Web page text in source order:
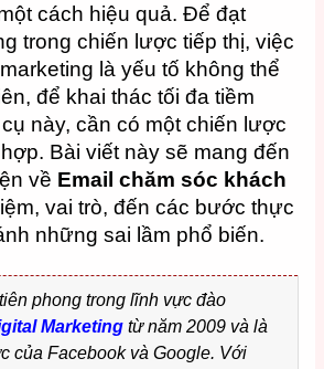
cách hiệu quả. Để đạt
trong chiến lược tiếp thị, việc
là yếu tố không thể
để khai thác tối đa tiềm
này, cần có một chiến lược
Bài viết này sẽ mang đến
về Email chăm sóc khách
vai trò, đến các bước thực
những sai lầm phổ biến.
phong trong lĩnh vực đào
Marketing từ năm 2009 và là
của Facebook và Google. Với